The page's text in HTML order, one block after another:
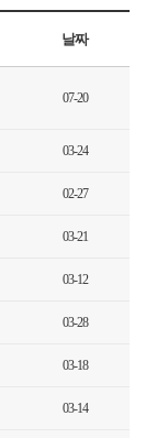
날짜
07-20
03-24
02-27
03-21
03-12
03-28
03-18
03-14